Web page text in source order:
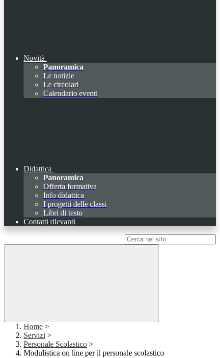
Novità
Panoramica
Le notizie
Le circolari
Calendario eventi
Didattica
Panoramica
Offerta formativa
Info didattica
I progetti delle classi
Libri di testo
Contatti rilevanti
Home >
Servizi >
Personale Scolastico >
Modulistica on line per il personale scolastico